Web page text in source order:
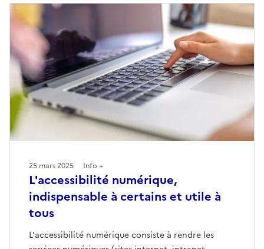
L'accessibilité numérique,
indispensable à certains et utile à
tous
L'accessibilité numérique consiste à rendre les
25 mars 2025 Info +